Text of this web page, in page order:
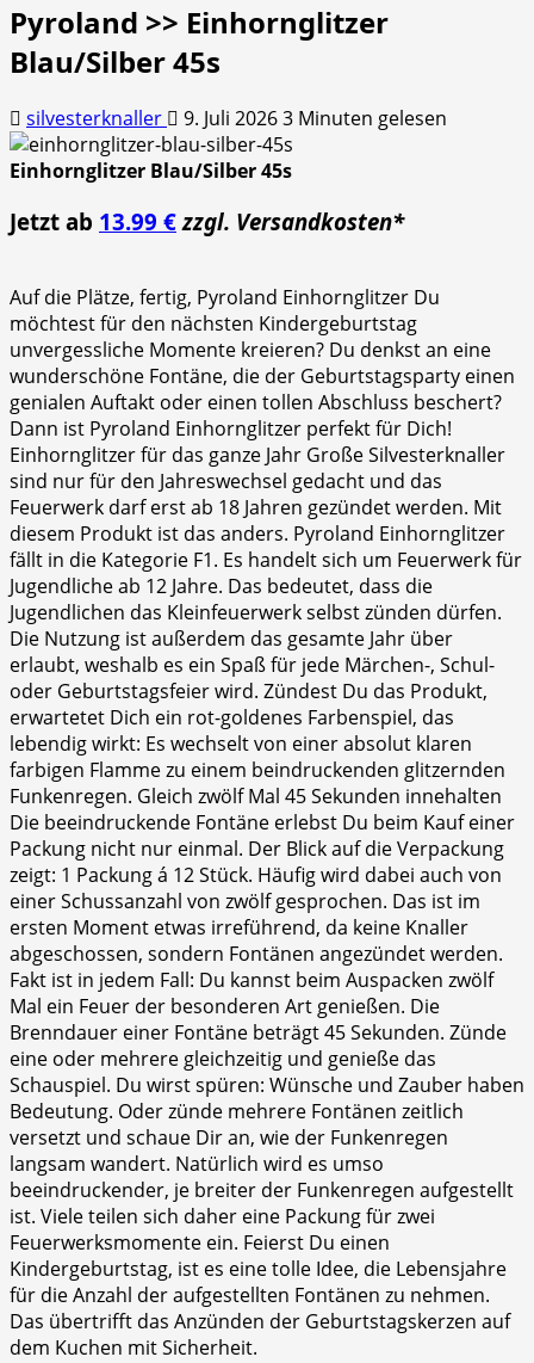
Pyroland >> Einhornglitzer
Blau/Silber 45s
silvesterknaller 9. Juli 20263 Minuten gelesen
Einhornglitzer Blau/Silber 45s
Jetzt ab 13.99 € zzgl. Versandkosten*
Auf die Plätze, fertig, Pyroland Einhornglitzer Du
möchtest für den nächsten Kindergeburtstag
unvergessliche Momente kreieren? Du denkst an eine
wunderschöne Fontäne, die der Geburtstagsparty einen
genialen Auftakt oder einen tollen Abschluss beschert?
Dann ist Pyroland Einhornglitzer perfekt für Dich!
Einhornglitzer für das ganze Jahr Große Silvesterknaller
sind nur für den Jahreswechsel gedacht und das
Feuerwerk darf erst ab 18 Jahren gezündet werden. Mit
diesem Produkt ist das anders. Pyroland Einhornglitzer
fällt in die Kategorie F1. Es handelt sich um Feuerwerk für
Jugendliche ab 12 Jahre. Das bedeutet, dass die
Jugendlichen das Kleinfeuerwerk selbst zünden dürfen.
Die Nutzung ist außerdem das gesamte Jahr über
erlaubt, weshalb es ein Spaß für jede Märchen-, Schul-
oder Geburtstagsfeier wird. Zündest Du das Produkt,
erwartetet Dich ein rot-goldenes Farbenspiel, das
lebendig wirkt: Es wechselt von einer absolut klaren
farbigen Flamme zu einem beindruckenden glitzernden
Funkenregen. Gleich zwölf Mal 45 Sekunden innehalten
Die beeindruckende Fontäne erlebst Du beim Kauf einer
Packung nicht nur einmal. Der Blick auf die Verpackung
zeigt: 1 Packung á 12 Stück. Häufig wird dabei auch von
einer Schussanzahl von zwölf gesprochen. Das ist im
ersten Moment etwas irreführend, da keine Knaller
abgeschossen, sondern Fontänen angezündet werden.
Fakt ist in jedem Fall: Du kannst beim Auspacken zwölf
Mal ein Feuer der besonderen Art genießen. Die
Brenndauer einer Fontäne beträgt 45 Sekunden. Zünde
eine oder mehrere gleichzeitig und genieße das
Schauspiel. Du wirst spüren: Wünsche und Zauber haben
Bedeutung. Oder zünde mehrere Fontänen zeitlich
versetzt und schaue Dir an, wie der Funkenregen
langsam wandert. Natürlich wird es umso
beeindruckender, je breiter der Funkenregen aufgestellt
ist. Viele teilen sich daher eine Packung für zwei
Feuerwerksmomente ein. Feierst Du einen
Kindergeburtstag, ist es eine tolle Idee, die Lebensjahre
für die Anzahl der aufgestellten Fontänen zu nehmen.
Das übertrifft das Anzünden der Geburtstagskerzen auf
dem Kuchen mit Sicherheit.